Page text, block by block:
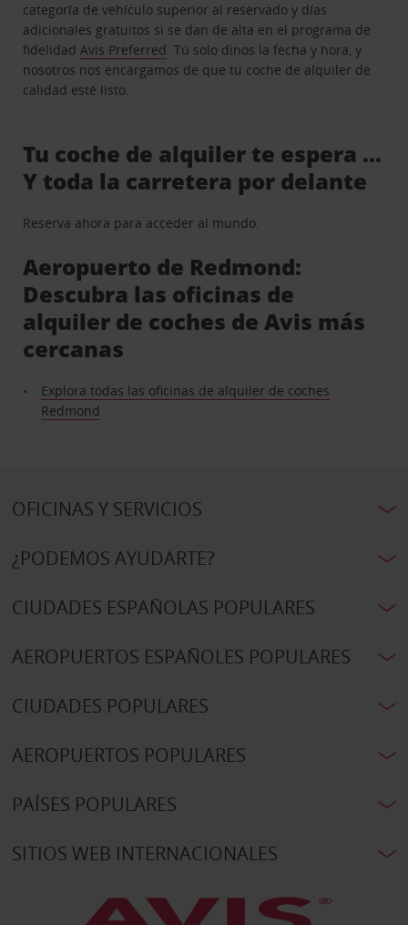
categoría de vehículo superior al reservado y días
adicionales gratuitos si se dan de alta en el programa de
fidelidadAvis Preferred. Tú solo dinos la fecha y hora, y
nosotros nos encargamos de que tu coche de alquiler de
calidad esté listo.
Tu coche de alquiler te espera …
Y toda la carretera por delante
Reserva ahora para acceder al mundo.
Aeropuerto de Redmond:
Descubra las oficinas de
alquiler de coches de Avis más
cercanas
Explora todas las oficinas de alquiler de coches
Redmond
OFICINAS Y SERVICIOS
¿PODEMOS AYUDARTE?
CIUDADES ESPAÑOLAS POPULARES
AEROPUERTOS ESPAÑOLES POPULARES
CIUDADES POPULARES
AEROPUERTOS POPULARES
PAÍSES POPULARES
SITIOS WEB INTERNACIONALES